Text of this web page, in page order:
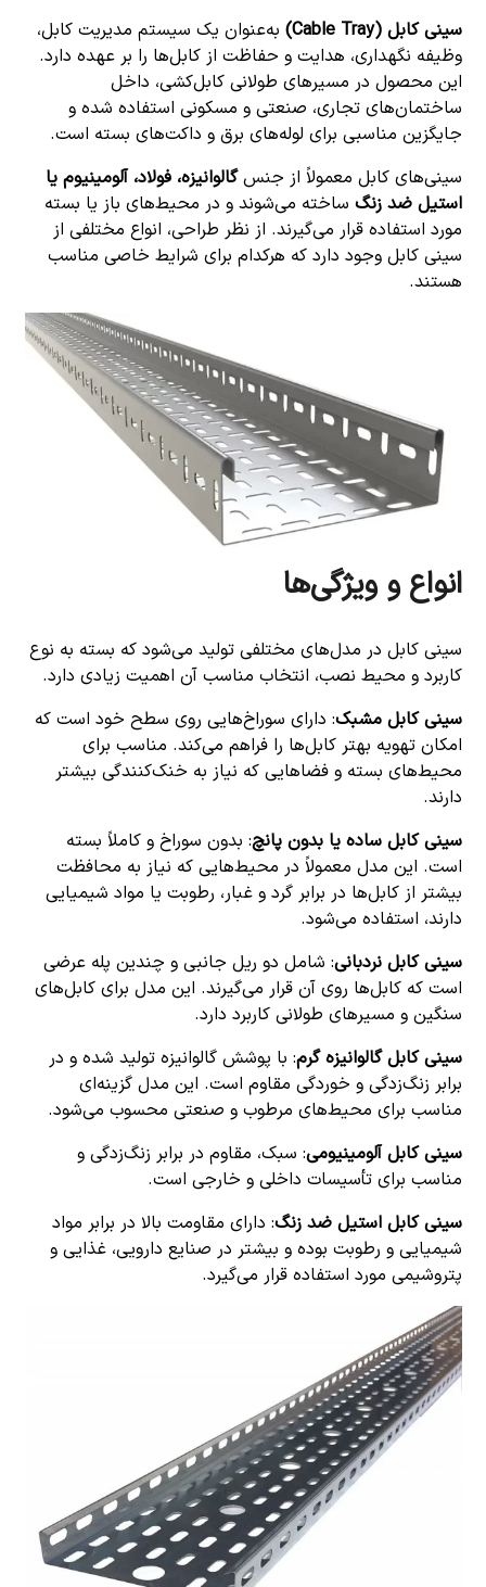
سینی کابل (Cable Tray)
به‌عنوان یک سیستم مدیریت کابل،
وظیفه نگهداری، هدایت و حفاظت از کابل‌ها را بر عهده دارد.
این محصول در مسیرهای طولانی کابل‌کشی، داخل
ساختمان‌های تجاری، صنعتی و مسکونی استفاده شده و
جایگزین مناسبی برای لوله‌های برق و داکت‌های بسته است.
سینی‌های کابل معمولاً از جنسگالوانیزه، فولاد، آلومینیوم یا
استیل ضد زنگ ساخته می‌شوند و در محیط‌های باز یا بسته
مورد استفاده قرار می‌گیرند. از نظر طراحی، انواع مختلفی از
سینی کابل وجود دارد که هرکدام برای شرایط خاصی مناسب
هستند.
انواع و ویژگی‌ها
سینی کابل در مدل‌های مختلفی تولید می‌شود که بسته به نوع
کاربرد و محیط نصب، انتخاب مناسب آن اهمیت زیادی دارد.
سینی کابل مشبک: دارای سوراخ‌هایی روی سطح خود است که
امکان تهویه بهتر کابل‌ها را فراهم می‌کند. مناسب برای
محیط‌های بسته و فضاهایی که نیاز به خنک‌کنندگی بیشتر
دارند.
سینی کابل ساده یا بدون پانچ: بدون سوراخ و کاملاً بسته
است. این مدل معمولاً در محیط‌هایی که نیاز به محافظت
بیشتر از کابل‌ها در برابر گرد و غبار، رطوبت یا مواد شیمیایی
دارند، استفاده می‌شود.
سینی کابل نردبانی: شامل دو ریل جانبی و چندین پله عرضی
است که کابل‌ها روی آن قرار می‌گیرند. این مدل برای کابل‌های
سنگین و مسیرهای طولانی کاربرد دارد.
سینی کابل گالوانیزه گرم: با پوشش گالوانیزه تولید شده و در
برابر زنگ‌زدگی و خوردگی مقاوم است. این مدل گزینه‌ای
مناسب برای محیط‌های مرطوب و صنعتی محسوب می‌شود.
سینی کابل آلومینیومی: سبک، مقاوم در برابر زنگ‌زدگی و
مناسب برای تأسیسات داخلی و خارجی است.
سینی کابل استیل ضد زنگ: دارای مقاومت بالا در برابر مواد
شیمیایی و رطوبت بوده و بیشتر در صنایع دارویی، غذایی و
پتروشیمی مورد استفاده قرار می‌گیرد.